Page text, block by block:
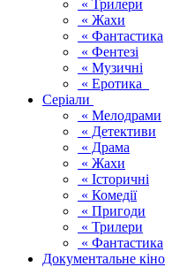
« Трилери
« Жахи
« Фантастика
« Фентезі
« Музичні
« Еротика
Серіали
« Мелодрами
« Детективи
« Драма
« Жахи
« Історичні
« Комедії
« Пригоди
« Трилери
« Фантастика
Документальне кіно